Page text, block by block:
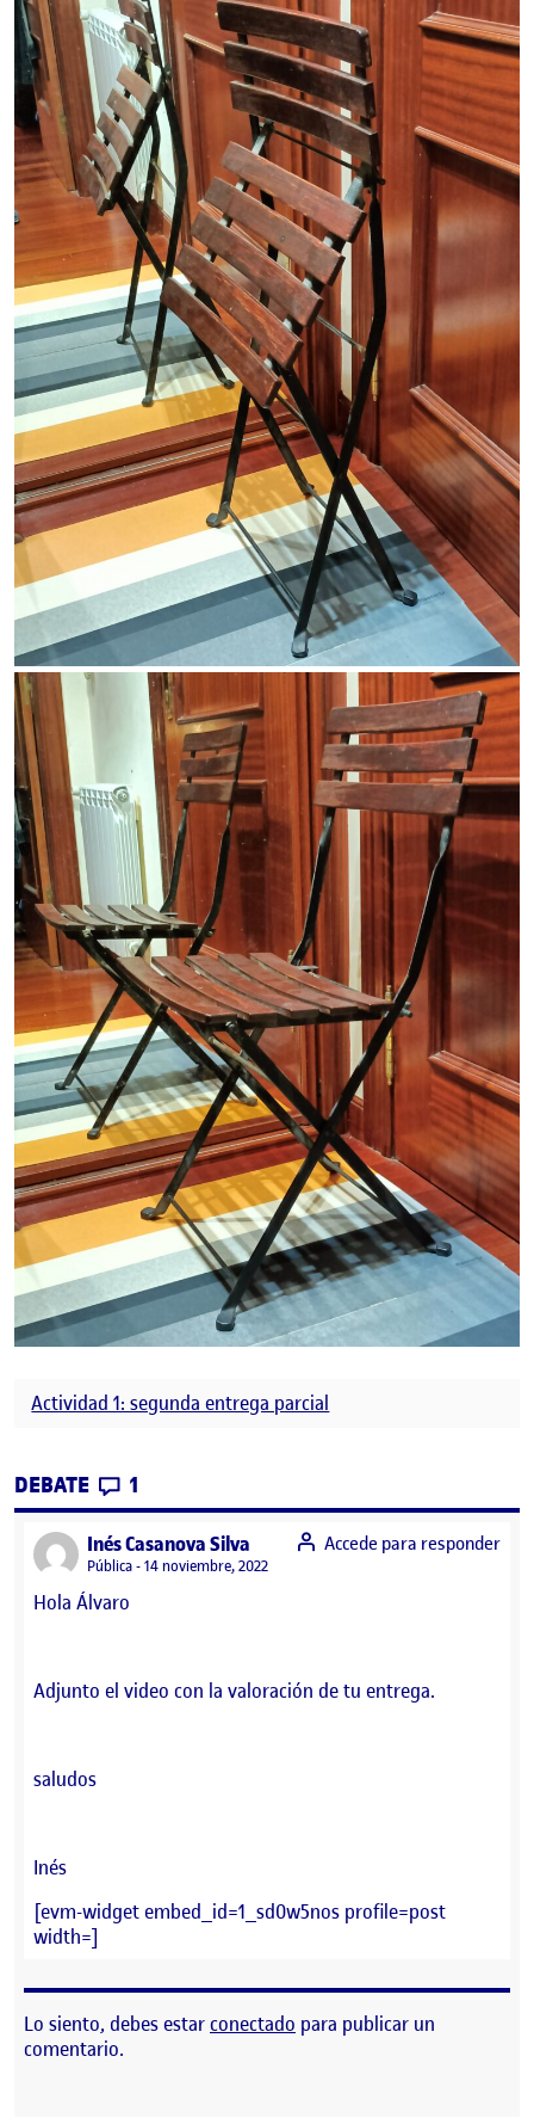
Actividad 1: segunda entrega parcial
DEBATE CONTRIBUTIONS
1
Inés Casanova Silva
Visibilidad:
Pública 14 noviembre, 2022
Hola Álvaro
Adjunto el video con la valoración de tu entrega.
saludos
Inés
[evm-widget embed_id=1_sd0w5nos profile=post
width=]
Accede para responder
Lo siento, debes estarconectado para publicar un
comentario.